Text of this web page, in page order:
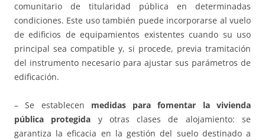
comunitario de titularidad pública en determinadas
condiciones. Este uso también puede incorporarse al vuelo
de edificios de equipamientos existentes cuando su uso
principal sea compatible y, si procede, previa tramitación
del instrumento necesario para ajustar sus parámetros de
edificación.
– Se establecen medidas para fomentar la vivienda
pública protegida y otras clases de alojamiento: se
garantiza la eficacia en la gestión del suelo destinado a